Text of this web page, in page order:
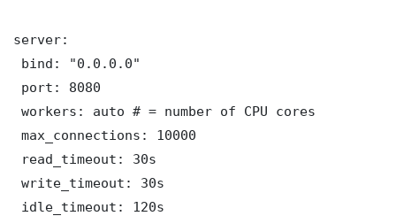
server:
bind: "0.0.0.0"
port: 8080
workers: auto # = number of CPU cores
max_connections: 10000
read_timeout: 30s
write_timeout: 30s
idle_timeout: 120s